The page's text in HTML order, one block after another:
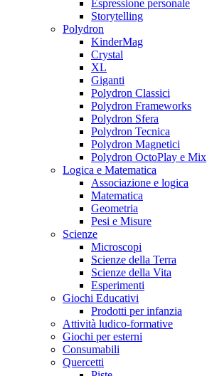
Espressione personale
Storytelling
Polydron
KinderMag
Crystal
XL
Giganti
Polydron Classici
Polydron Frameworks
Polydron Sfera
Polydron Tecnica
Polydron Magnetici
Polydron OctoPlay e Mix
Logica e Matematica
Associazione e logica
Matematica
Geometria
Pesi e Misure
Scienze
Microscopi
Scienze della Terra
Scienze della Vita
Esperimenti
Giochi Educativi
Prodotti per infanzia
Attività ludico-formative
Giochi per esterni
Consumabili
Quercetti